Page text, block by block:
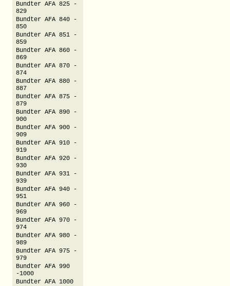
Bundter AFA 825 -
829
Bundter AFA 840 -
850
Bundter AFA 851 -
859
Bundter AFA 860 -
869
Bundter AFA 870 -
874
Bundter AFA 880 -
887
Bundter AFA 875 -
879
Bundter AFA 890 -
900
Bundter AFA 900 -
909
Bundter AFA 910 -
919
Bundter AFA 920 -
930
Bundter AFA 931 -
939
Bundter AFA 940 -
951
Bundter AFA 960 -
969
Bundter AFA 970 -
974
Bundter AFA 980 -
989
Bundter AFA 975 -
979
Bundter AFA 990
-1000
Bundter AFA 1000